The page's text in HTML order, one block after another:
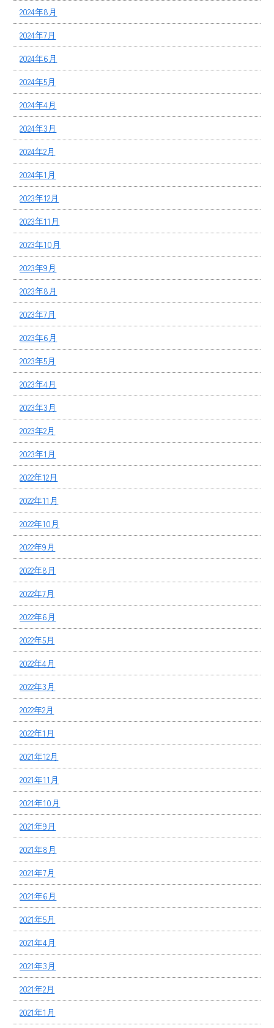
2024年8月
2024年7月
2024年6月
2024年5月
2024年4月
2024年3月
2024年2月
2024年1月
2023年12月
2023年11月
2023年10月
2023年9月
2023年8月
2023年7月
2023年6月
2023年5月
2023年4月
2023年3月
2023年2月
2023年1月
2022年12月
2022年11月
2022年10月
2022年9月
2022年8月
2022年7月
2022年6月
2022年5月
2022年4月
2022年3月
2022年2月
2022年1月
2021年12月
2021年11月
2021年10月
2021年9月
2021年8月
2021年7月
2021年6月
2021年5月
2021年4月
2021年3月
2021年2月
2021年1月